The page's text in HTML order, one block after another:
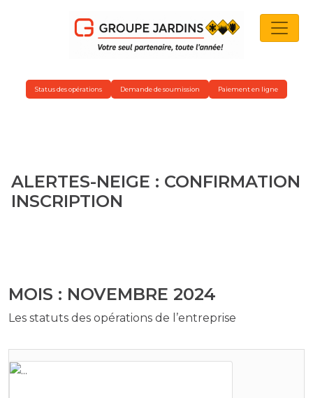
Status des opérations Demande de soumission Paiement en ligne
ALERTES-NEIGE : CONFIRMATION
INSCRIPTION
MOIS : NOVEMBRE 2024
Les statuts des opérations de l’entreprise